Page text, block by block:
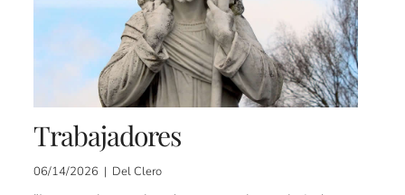
Trabajadores
06/14/2026 | Del Clero